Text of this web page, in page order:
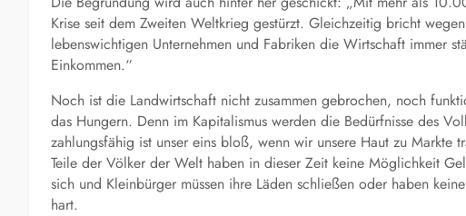
Krise seit dem Zweiten Weltkrieg gestürzt. Gleichzeitig bricht
lebenswichtigen Unternehmen und Fabriken die Wirtschaft immer
Einkommen.“
Noch ist die Landwirtschaft nicht zusammen gebrochen, noch
das Hungern. Denn im Kapitalismus werden die Bedürfnisse des
zahlungsfähig ist unser eins bloß, wenn wir unsere Haut zu
Teile der Völker der Welt haben in dieser Zeit keine Möglichkeit
sich und Kleinbürger müssen ihre Läden schließen oder haben
hart.